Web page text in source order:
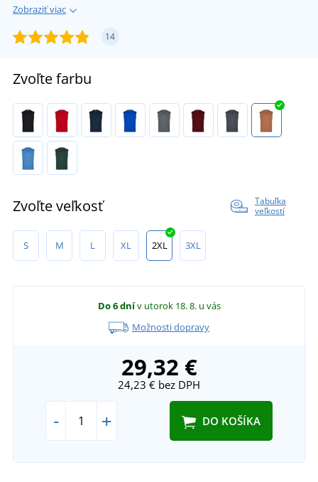
Zobraziť viac
14
Zvoľte farbu
Zvoľte veľkosť
Tabuľka
veľkostí
S M L XL 2XL 3XL
Do 6 dnív utorok 18. 8. u vás
Možnosti dopravy
29,32 €
24,23 € bez DPH
- + DO KOŠÍKA